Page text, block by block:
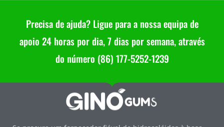
Precisa de ajuda? Ligue para a nossa equipa de
apoio 24 horas por dia, 7 dias por semana, através
do número (86) 177-5252-1239